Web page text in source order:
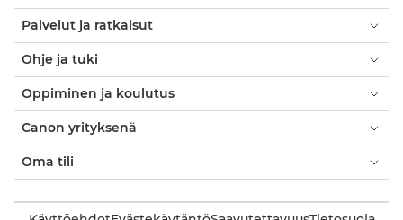
Palvelut ja ratkaisut
Ohje ja tuki
Oppiminen ja koulutus
Canon yrityksenä
Oma tili